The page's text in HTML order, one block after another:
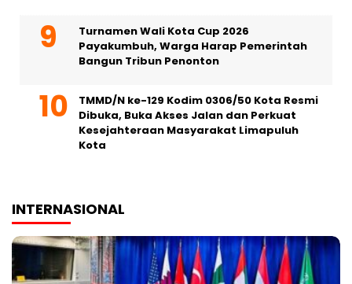
Turnamen Wali Kota Cup 2026
Payakumbuh, Warga Harap Pemerintah
Bangun Tribun Penonton
TMMD/N ke-129 Kodim 0306/50 Kota Resmi
Dibuka, Buka Akses Jalan dan Perkuat
Kesejahteraan Masyarakat Limapuluh
Kota
INTERNASIONAL